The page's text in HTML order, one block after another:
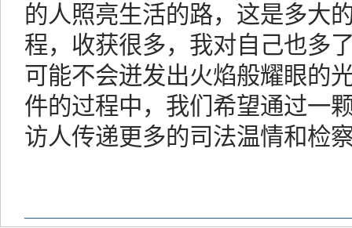
的人照亮生活的路，这是多大
程，收获很多，我对自己也多
可能不会迸发出火焰般耀眼的
件的过程中，我们希望通过一
访人传递更多的司法温情和检